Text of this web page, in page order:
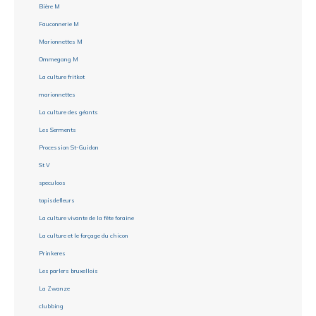
Bière M
Fauconnerie M
Marionnettes M
Ommegang M
La culture fritkot
marionnettes
La culture des géants
Les Serments
Procession St-Guidon
St V
speculoos
tapisdefleurs
La culture vivante de la fête foraine
La culture et le forçage du chicon
Prinkeres
Les parlers bruxellois
La Zwanze
clubbing